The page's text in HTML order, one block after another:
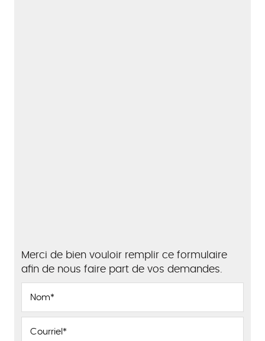
Merci de bien vouloir remplir ce formulaire
afin de nous faire part de vos demandes.